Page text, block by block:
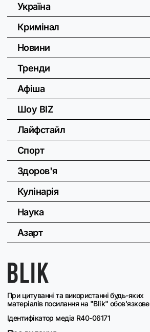
При цитуванні та використанні будь-яких
матеріалів посилання на "Blik" обов'язкове
Ідентифікатор медіа R40-06171
Україна
Кримінал
Новини
Тренди
Афіша
Шоу BIZ
Лайфстайл
Спорт
Здоров'я
Кулінарія
Наука
Азарт